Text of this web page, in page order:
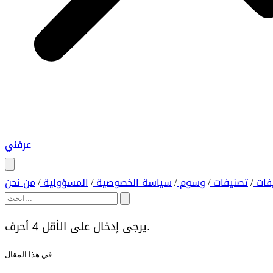
عرفني
/ تصنيفات/ وسوم/ سياسة الخصوصية/ المسؤولية/ من نحن
يرجى إدخال على الأقل 4 أحرف.
في هذا المقال